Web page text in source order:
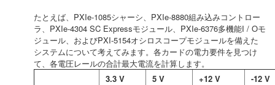
たとえば、PXIe-1085シャーシ、PXIe-8880組み込みコントロー
ラ、PXIe-4304 SC Expressモジュール、PXIe-6376多機能I / Oモ
ジュール、およびPXI-5154オシロスコープモジュールを備えた
システムについて考えてみます。各カードの電力要件を見つけ
て、各電圧レールの合計最大電流を計算します。
3.3 V
5 V +12 V
-12 V